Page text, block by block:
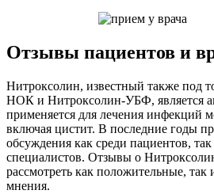
Отзывы пациентов и
Нитроксолин, известный также под
НОК и Нитроксолин-УБФ, является
применяется для лечения инфекций
включая цистит. В последние годы
обсуждения как среди пациентов,
специалистов. Отзывы о
рассмотреть как положительные, так
мнения.